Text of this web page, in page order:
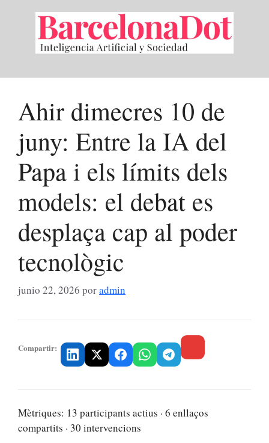
contenido
Ahir dimecres 10 de
juny: Entre la IA del
Papa i els límits dels
models: el debat es
desplaça cap al poder
tecnològic
junio 22, 2026 poradmin
Compartir:
Mètriques: 13 participants actius · 6 enllaços
compartits · 30 intervencions